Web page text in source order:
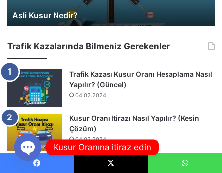
Asli Kusur Nedir?
Trafik Kazalarında Bilmeniz Gerekenler
Trafik Kazası Kusur Oranı Hesaplama Nasıl
Yapılır? (Güncel)
04.02.2024
Kusur Oranı İtirazı Nasıl Yapılır? (Kesin
Çözüm)
04.02.2024
Online Araç Değer Kaybı Hesaplama
Kusur Oranına itiraz edin
Open